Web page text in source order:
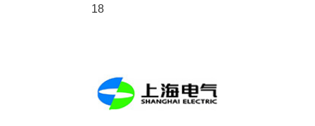
18